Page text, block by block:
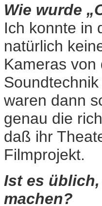
Wie wurde
Ich konnte in
natürlich
Kameras
waren dann
genau die
daß ihr
Filmprojekt.
Ist es
machen?